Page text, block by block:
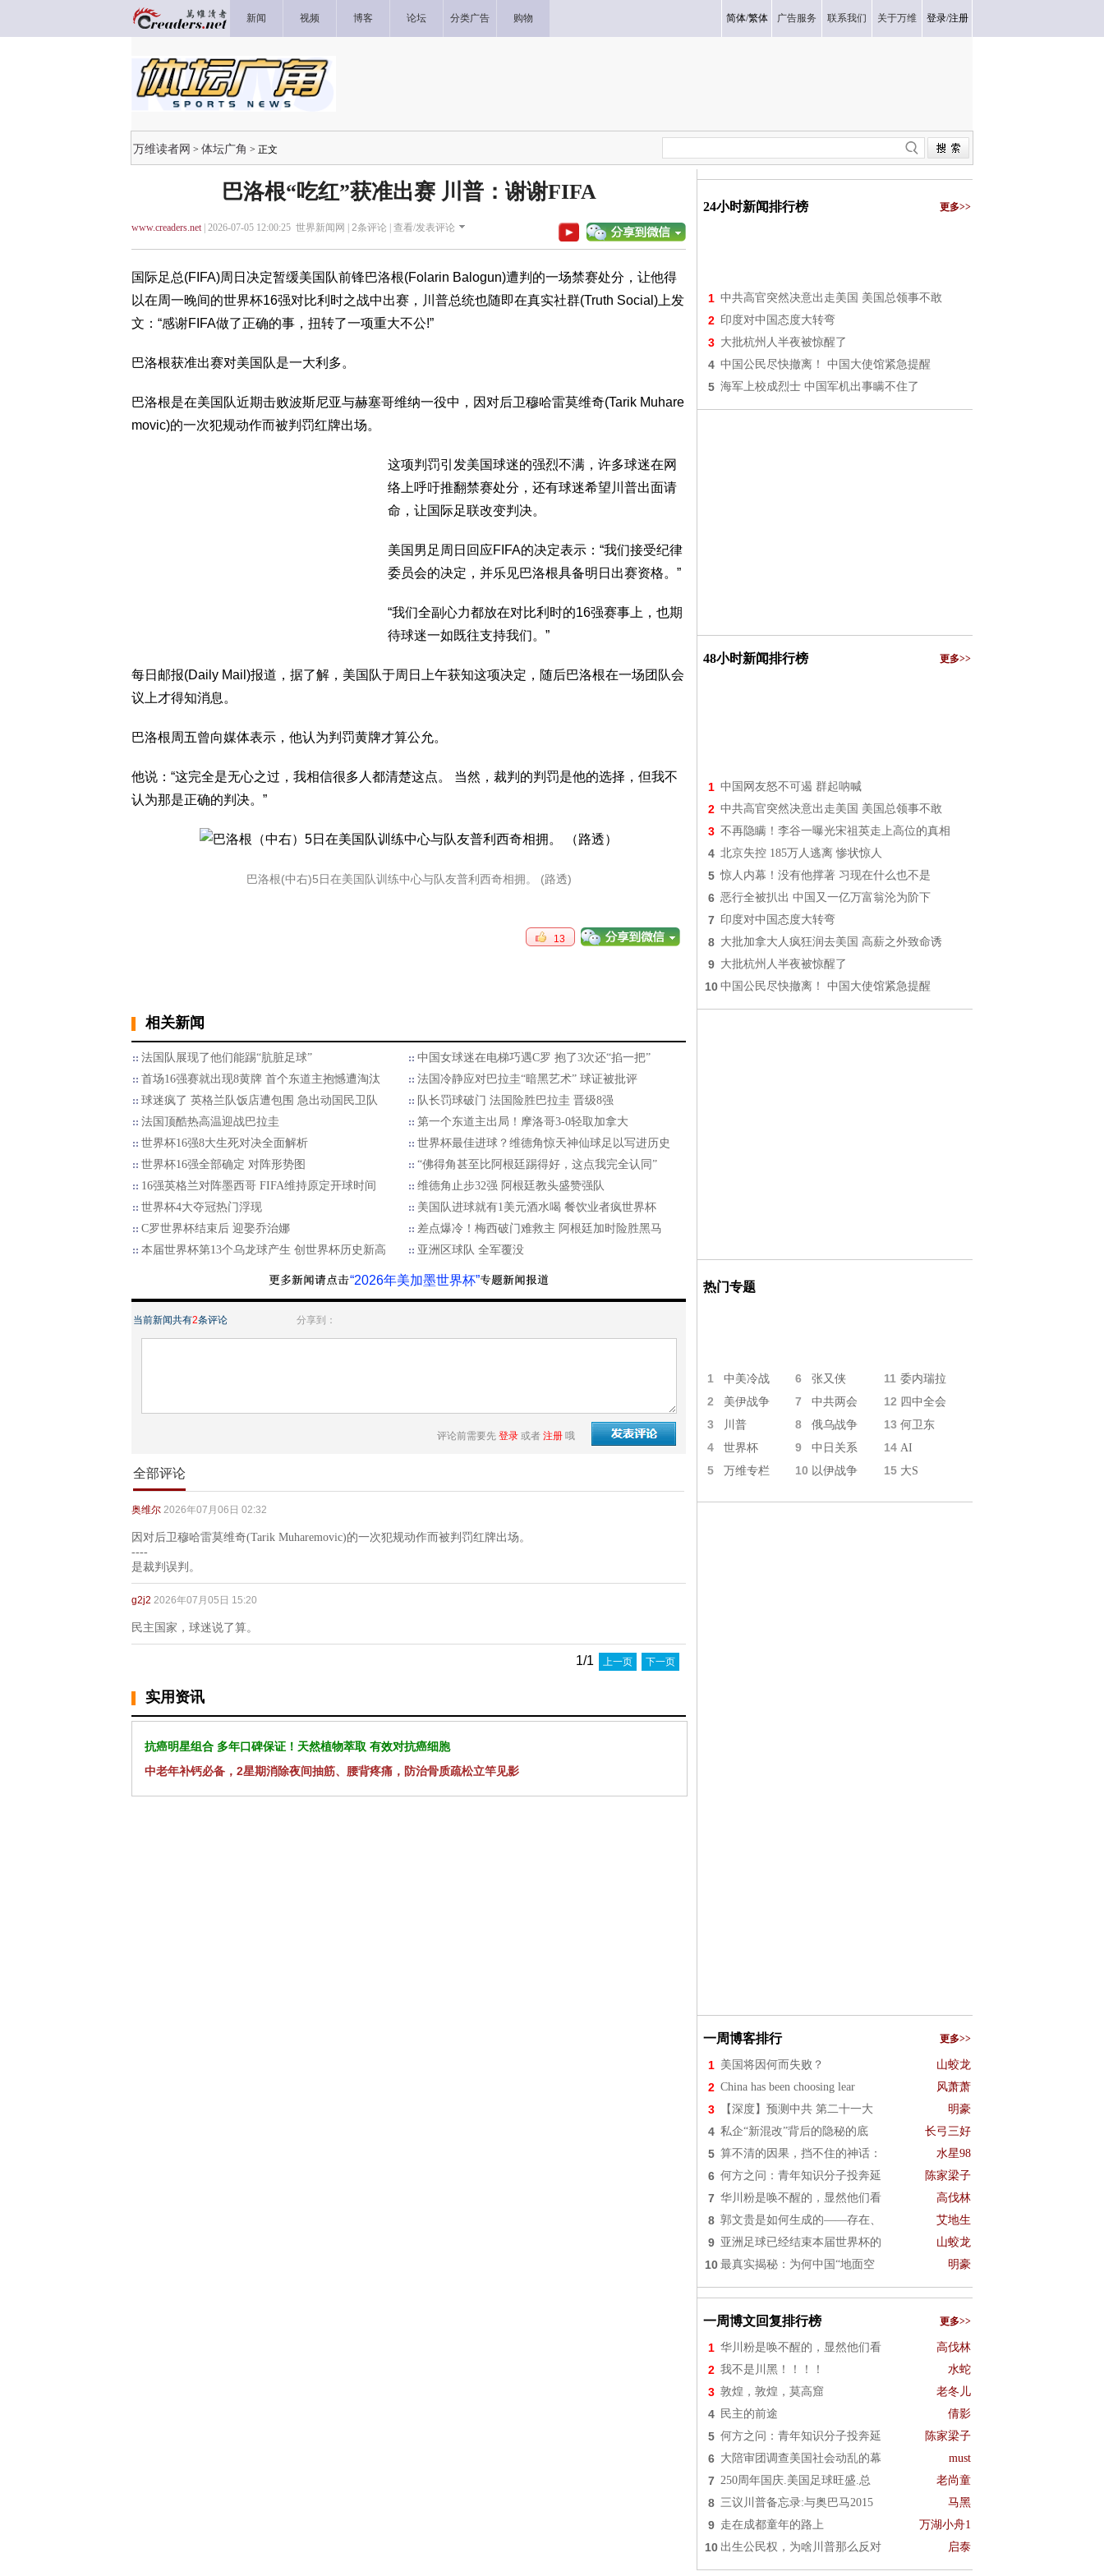
新闻 视频 博客 论坛 分类广告 购物 简体/繁体 广告服务 联系我们 关于万维 登录/注册
万维读者网 > 体坛广角 > 正文
巴洛根“吃红”获准出赛 川普：谢谢FIFA
www.creaders.net| 2026-07-05 12:00:25 世界新闻网 | 2条评论 | 查看/发表评论
国际足总(FIFA)周日决定暂缓美国队前锋巴洛根(Folarin Balogun)遭判的一场禁赛处分，让他得
以在周一晚间的世界杯16强对比利时之战中出赛，川普总统也随即在真实社群(Truth Social)上发
文：“感谢FIFA做了正确的事，扭转了一项重大不公!”
巴洛根获准出赛对美国队是一大利多。
巴洛根是在美国队近期击败波斯尼亚与赫塞哥维纳一役中，因对后卫穆哈雷莫维奇(Tarik Muhare
movic)的一次犯规动作而被判罚红牌出场。
这项判罚引发美国球迷的强烈不满，许多球迷在网
络上呼吁推翻禁赛处分，还有球迷希望川普出面请
命，让国际足联改变判决。
美国男足周日回应FIFA的决定表示：“我们接受纪律
委员会的决定，并乐见巴洛根具备明日出赛资格。”
“我们全副心力都放在对比利时的16强赛事上，也期
待球迷一如既往支持我们。”
每日邮报(Daily Mail)报道，据了解，美国队于周日上午获知这项决定，随后巴洛根在一场团队会
议上才得知消息。
巴洛根周五曾向媒体表示，他认为判罚黄牌才算公允。
他说：“这完全是无心之过，我相信很多人都清楚这点。 当然，裁判的判罚是他的选择，但我不
认为那是正确的判决。”
巴洛根(中右)5日在美国队训练中心与队友普利西奇相拥。 (路透)
13
相关新闻
法国队展现了他们能踢“肮脏足球”
中国女球迷在电梯巧遇C罗 抱了3次还“掐一把”
首场16强赛就出现8黄牌 首个东道主抱憾遭淘汰
法国冷静应对巴拉圭“暗黑艺术” 球证被批评
球迷疯了 英格兰队饭店遭包围 急出动国民卫队
队长罚球破门 法国险胜巴拉圭 晋级8强
法国顶酷热高温迎战巴拉圭
第一个东道主出局！摩洛哥3-0轻取加拿大
世界杯16强8大生死对决全面解析
世界杯最佳进球？维德角惊天神仙球足以写进历史
世界杯16强全部确定 对阵形势图
“佛得角甚至比阿根廷踢得好，这点我完全认同”
16强英格兰对阵墨西哥 FIFA维持原定开球时间
维德角止步32强 阿根廷教头盛赞强队
世界杯4大夺冠热门浮现
美国队进球就有1美元酒水喝 餐饮业者疯世界杯
C罗世界杯结束后 迎娶乔治娜
差点爆冷！梅西破门难救主 阿根廷加时险胜黑马
本届世界杯第13个乌龙球产生 创世界杯历史新高
亚洲区球队 全军覆没
“2026年美加墨世界杯”
当前新闻共有2条评论 分享到：
评论前需要先 登录 或者 注册 哦
全部评论
奥维尔 2026年07月06日 02:32
因对后卫穆哈雷莫维奇(Tarik Muharemovic)的一次犯规动作而被判罚红牌出场。
----
是裁判误判。
g2j2 2026年07月05日 15:20
民主国家，球迷说了算。
1/1 上一页 下一页
实用资讯
抗癌明星组合 多年口碑保证！天然植物萃取 有效对抗癌细胞
中老年补钙必备，2星期消除夜间抽筋、腰背疼痛，防治骨质疏松立竿见影
24小时新闻排行榜 更多>>
1 中共高官突然决意出走美国 美国总领事不敢
2 印度对中国态度大转弯
3 大批杭州人半夜被惊醒了
4 中国公民尽快撤离！ 中国大使馆紧急提醒
5 海军上校成烈士 中国军机出事瞒不住了
48小时新闻排行榜 更多>>
1 中国网友怒不可遏 群起呐喊
2 中共高官突然决意出走美国 美国总领事不敢
3 不再隐瞒！李谷一曝光宋祖英走上高位的真相
4 北京失控 185万人逃离 惨状惊人
5 惊人内幕！没有他撑著 习现在什么也不是
6 恶行全被扒出 中国又一亿万富翁沦为阶下
7 印度对中国态度大转弯
8 大批加拿大人疯狂润去美国 高薪之外致命诱
9 大批杭州人半夜被惊醒了
10 中国公民尽快撤离！ 中国大使馆紧急提醒
热门专题
1 中美冷战 6 张又侠 11 委内瑞拉
2 美伊战争 7 中共两会 12 四中全会
3 川普 8 俄乌战争 13 何卫东
4 世界杯 9 中日关系 14 AI
5 万维专栏 10 以伊战争 15 大S
一周博客排行 更多>>
1 美国将因何而失败？ 山蛟龙
2 China has been choosing lear 风萧萧
3 【深度】预测中共 第二十一大 明豪
4 私企“新混改”背后的隐秘的底 长弓三好
5 算不清的因果，挡不住的神话： 水星98
6 何方之问：青年知识分子投奔延 陈家梁子
7 华川粉是唤不醒的，显然他们看 高伐林
8 郭文贵是如何生成的——存在、 艾地生
9 亚洲足球已经结束本届世界杯的 山蛟龙
10 最真实揭秘：为何中国“地面空 明豪
一周博文回复排行榜 更多>>
1 华川粉是唤不醒的，显然他们看 高伐林
2 我不是川黑！！！！ 水蛇
3 敦煌，敦煌，莫高窟 老冬儿
4 民主的前途 倩影
5 何方之问：青年知识分子投奔延 陈家梁子
6 大陪审团调查美国社会动乱的幕 must
7 250周年国庆.美国足球旺盛.总 老尚童
8 三议川普备忘录:与奥巴马2015 马黑
9 走在成都童年的路上 万湖小舟1
10 出生公民权，为啥川普那么反对 启泰